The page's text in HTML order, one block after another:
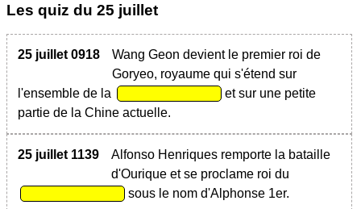
Les quiz du 25 juillet
25 juillet 0918
Wang Geon devient le premier roi de
Goryeo, royaume qui s'étend sur
l'ensemble de la
et sur une petite
partie de la Chine actuelle.
25 juillet 1139
Alfonso Henriques remporte la bataille
d'Ourique et se proclame roi du
sous le nom d'Alphonse 1er.